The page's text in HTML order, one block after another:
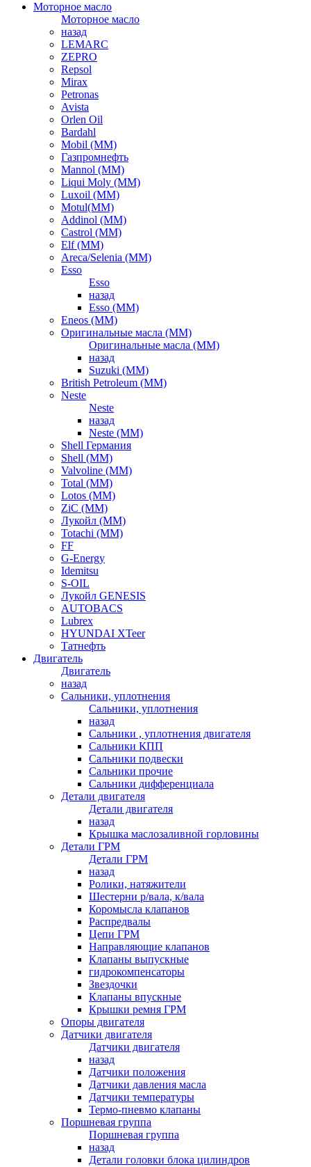
Моторное масло
Моторное масло
назад
LEMARC
ZEPRO
Repsol
Mirax
Petronas
Avista
Orlen Oil
Bardahl
Mobil (ММ)
Газпромнефть
Mannol (ММ)
Liqui Moly (ММ)
Luxoil (ММ)
Motul(ММ)
Addinol (ММ)
Castrol (ММ)
Elf (ММ)
Areca/Selenia (ММ)
Esso
Esso
назад
Esso (ММ)
Eneos (ММ)
Оригинальные масла (ММ)
Оригинальные масла (ММ)
назад
Suzuki (ММ)
British Petroleum (ММ)
Neste
Neste
назад
Neste (ММ)
Shell Германия
Shell (ММ)
Valvoline (ММ)
Total (ММ)
Lotos (ММ)
ZiC (ММ)
Лукойл (ММ)
Totachi (MM)
FF
G-Energy
Idemitsu
S-OIL
Лукойл GENESIS
AUTOBACS
Lubrex
HYUNDAI XTeer
Татнефть
Двигатель
Двигатель
назад
Сальники, уплотнения
Сальники, уплотнения
назад
Сальники , уплотнения двигателя
Сальники КПП
Сальники подвески
Сальники прочие
Сальники дифференциала
Детали двигателя
Детали двигателя
назад
Крышка маслозаливной горловины
Детали ГРМ
Детали ГРМ
назад
Ролики, натяжители
Шестерни р/вала, к/вала
Коромысла клапанов
Распредвалы
Цепи ГРМ
Направляющие клапанов
Клапаны выпускные
гидрокомпенсаторы
Звездочки
Клапаны впускные
Крышки ремня ГРМ
Опоры двигателя
Датчики двигателя
Датчики двигателя
назад
Датчики положения
Датчики давления масла
Датчики температуры
Термо-пневмо клапаны
Поршневая группа
Поршневая группа
назад
Детали головки блока цилиндров